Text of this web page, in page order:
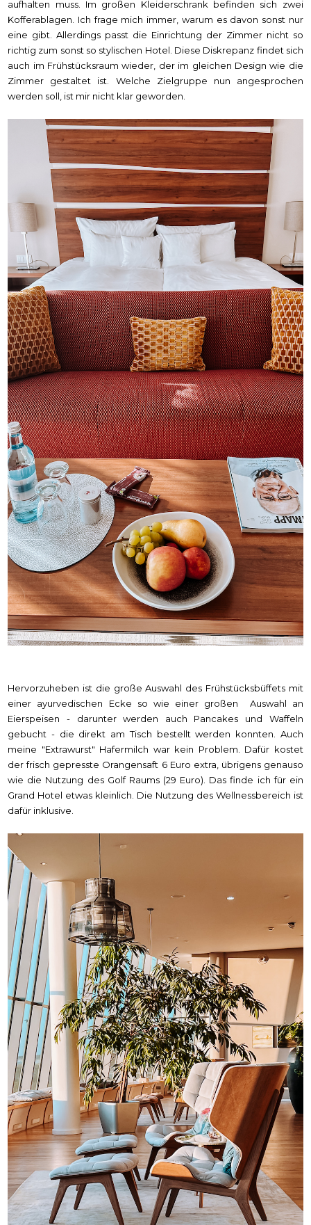
aufhalten muss. Im großen Kleiderschrank befinden sich zwei
Kofferablagen. Ich frage mich immer, warum es davon sonst nur
eine gibt. Allerdings passt die Einrichtung der Zimmer nicht so
richtig zum sonst so stylischen Hotel. Diese Diskrepanz findet sich
auch im Frühstücksraum wieder, der im gleichen Design wie die
Zimmer gestaltet ist. Welche Zielgruppe nun angesprochen
werden soll, ist mir nicht klar geworden.
Hervorzuheben ist die große Auswahl des Frühstücksbüffets mit
einer ayurvedischen Ecke so wie einer großen Auswahl an
Eierspeisen - darunter werden auch Pancakes und Waffeln
gebucht - die direkt am Tisch bestellt werden konnten. Auch
meine "Extrawurst" Hafermilch war kein Problem. Dafür kostet
der frisch gepresste Orangensaft 6 Euro extra, übrigens genauso
wie die Nutzung des Golf Raums (29 Euro). Das finde ich für ein
Grand Hotel etwas kleinlich. Die Nutzung des Wellnessbereich ist
dafür inklusive.